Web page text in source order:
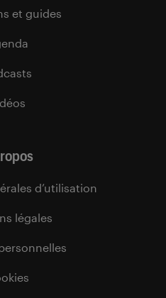
et guides
d’utilisation
légales